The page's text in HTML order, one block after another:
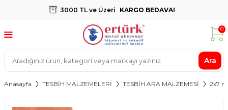
3000 TL ve Üzeri KARGO BEDAVA!
Ara
0
Anasayfa TESBİH MALZEMELERİ TESBİH ARA MALZEMESİ 2x7